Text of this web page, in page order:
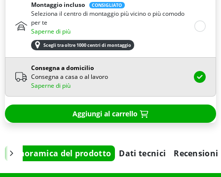
Montaggio incluso
CONSIGLIATO
Seleziona il centro di montaggio più vicino o più comodo
per te
Saperne di più
Scegli tra oltre 1000 centri di montaggio
Consegna a domicilio
Consegna a casa o al lavoro
Saperne di più
Aggiungi al carrello
Panoramica del prodotto Dati tecnici Recensioni